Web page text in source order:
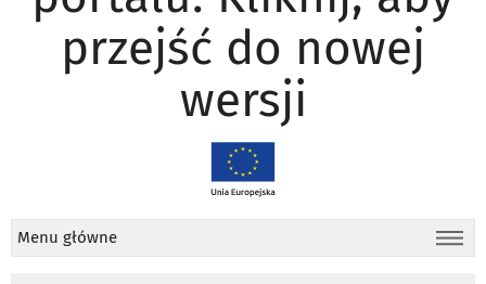
przejść do nowej
wersji
Menu główne